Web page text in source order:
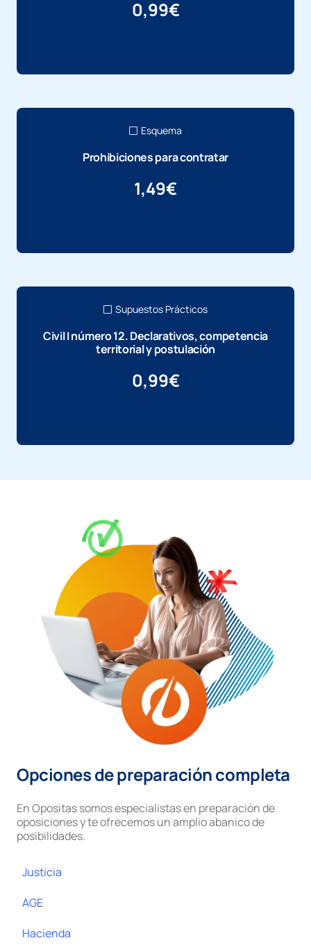
0,99€
Esquema
Prohibiciones para contratar
1,49€
Supuestos Prácticos
Civil I número 12. Declarativos, competencia
territorial y postulación
0,99€
Opciones de preparación completa
En Opositas somos especialistas en preparación de
oposiciones y te ofrecemos un amplio abanico de
posibilidades.
Justicia
AGE
Hacienda